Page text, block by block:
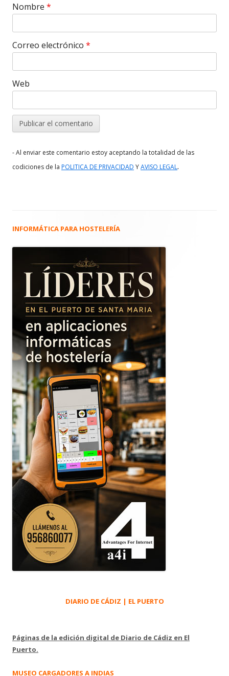
Nombre *
Correo electrónico *
Web
- Al enviar este comentario estoy aceptando la totalidad de las
codiciones de la POLITICA DE PRIVACIDAD YAVISO LEGAL.
Barra
principal
INFORMÁTICA PARA HOSTELERÍA
DIARIO DE CÁDIZ | EL PUERTO
Páginas de la edición digital de Diario de Cádiz en El
Puerto.
MUSEO CARGADORES A INDIAS